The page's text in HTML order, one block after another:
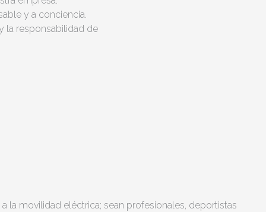
y a conciencia.
la responsabilidad de
la movilidad eléctrica; sean profesionales, deportistas